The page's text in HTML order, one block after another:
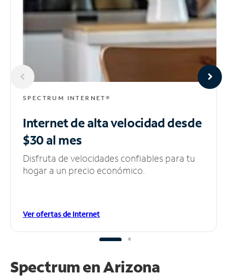
SPECTRUM INTERNET®
Internet de alta velocidaddesde
$30 al mes
Disfruta de velocidades confiables para tu
hogar a un precio económico.
Ver ofertas de Internet
Spectrum enArizona